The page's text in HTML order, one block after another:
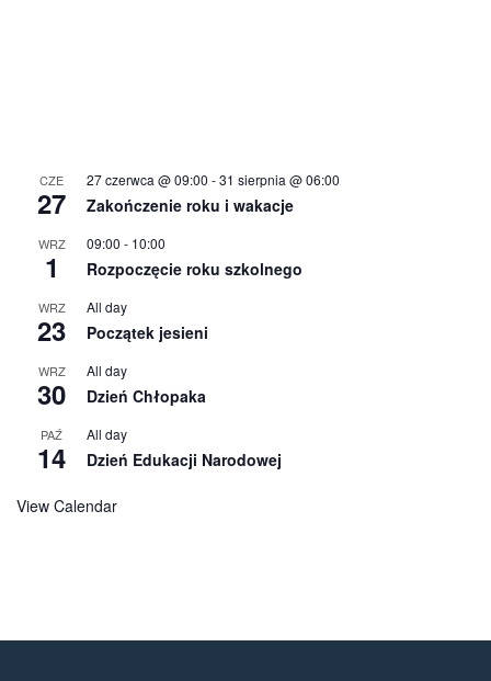
CZE
27
27 czerwca @ 09:00 -31 sierpnia @ 06:00
Zakończenie roku i wakacje
WRZ
1
09:00 - 10:00
Rozpoczęcie roku szkolnego
WRZ
23
All day
Początek jesieni
WRZ
30
All day
Dzień Chłopaka
PAŹ
14
All day
Dzień Edukacji Narodowej
View Calendar